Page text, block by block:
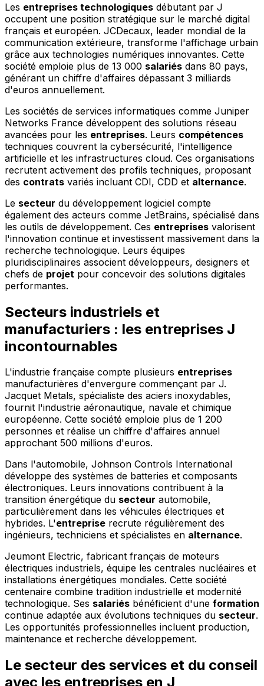
Les entreprises technologiques débutant par J
occupent une position stratégique sur le marché digital
français et européen. JCDecaux, leader mondial de la
communication extérieure, transforme l'affichage urbain
grâce aux technologies numériques innovantes. Cette
société emploie plus de 13 000 salariés dans 80 pays,
générant un chiffre d'affaires dépassant 3 milliards
d'euros annuellement.
Les sociétés de services informatiques comme Juniper
Networks France développent des solutions réseau
avancées pour les entreprises. Leurs compétences
techniques couvrent la cybersécurité, l'intelligence
artificielle et les infrastructures cloud. Ces organisations
recrutent activement des profils techniques, proposant
des contrats variés incluant CDI, CDD et alternance.
Le secteur du développement logiciel compte
également des acteurs comme JetBrains, spécialisé dans
les outils de développement. Ces entreprises valorisent
l'innovation continue et investissent massivement dans la
recherche technologique. Leurs équipes
pluridisciplinaires associent développeurs, designers et
chefs de projet pour concevoir des solutions digitales
performantes.
Secteurs industriels et
manufacturiers : les entreprises J
incontournables
L'industrie française compte plusieurs entreprises
manufacturières d'envergure commençant par J.
Jacquet Metals, spécialiste des aciers inoxydables,
fournit l'industrie aéronautique, navale et chimique
européenne. Cette société emploie plus de 1 200
personnes et réalise un chiffre d'affaires annuel
approchant 500 millions d'euros.
Dans l'automobile, Johnson Controls International
développe des systèmes de batteries et composants
électroniques. Leurs innovations contribuent à la
transition énergétique du secteur automobile,
particulièrement dans les véhicules électriques et
hybrides. L'entreprise recrute régulièrement des
ingénieurs, techniciens et spécialistes en alternance.
Jeumont Electric, fabricant français de moteurs
électriques industriels, équipe les centrales nucléaires et
installations énergétiques mondiales. Cette société
centenaire combine tradition industrielle et modernité
technologique. Ses salariés bénéficient d'une formation
continue adaptée aux évolutions techniques du secteur.
Les opportunités professionnelles incluent production,
maintenance et recherche développement.
Le secteur des services et du conseil
avec les entreprises en J